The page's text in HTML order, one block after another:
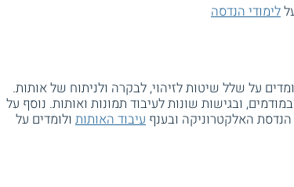
לימודי הנדסה
על שלל שיטות לזיהוי, לבקרה ולניתוח של אותות.
ובגישות שונות לעיבוד תמונות ואותות. נוסף על
האלקטרוניקה ובענף עיבוד האותות ולומדים על